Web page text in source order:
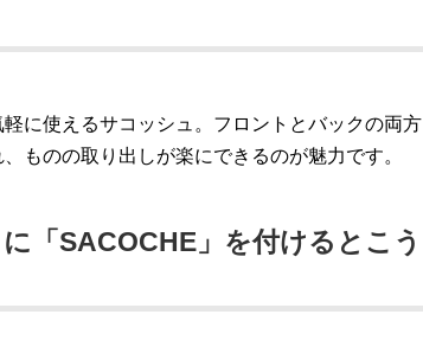
に使えるサコッシュ。フロントとバックの両方
ものの取り出しが楽にできるのが魅力です。
「SACOCHE」を付けるとこう